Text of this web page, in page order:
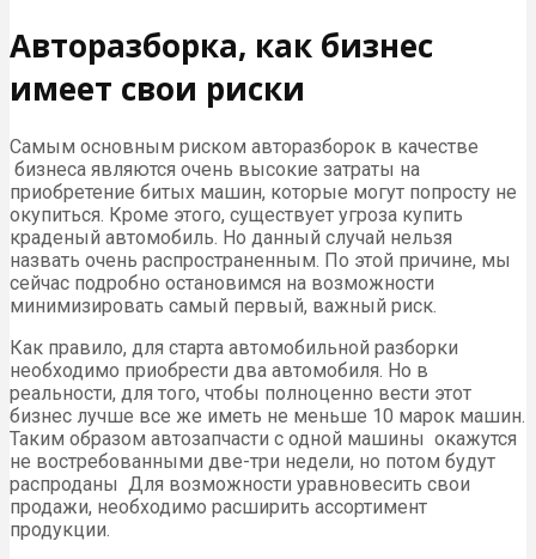
Авторазборка, как бизнес
имеет свои риски
Самым основным риском авторазборок в качестве
бизнеса являются очень высокие затраты на
приобретение битых машин, которые могут попросту не
окупиться. Кроме этого, существует угроза купить
краденый автомобиль. Но данный случай нельзя
назвать очень распространенным. По этой причине, мы
сейчас подробно остановимся на возможности
минимизировать самый первый, важный риск.
Как правило, для старта автомобильной разборки
необходимо приобрести два автомобиля. Но в
реальности, для того, чтобы полноценно вести этот
бизнес лучше все же иметь не меньше 10 марок машин.
Таким образом автозапчасти с одной машины окажутся
не востребованными две-три недели, но потом будут
распроданы Для возможности уравновесить свои
продажи, необходимо расширить ассортимент
продукции.